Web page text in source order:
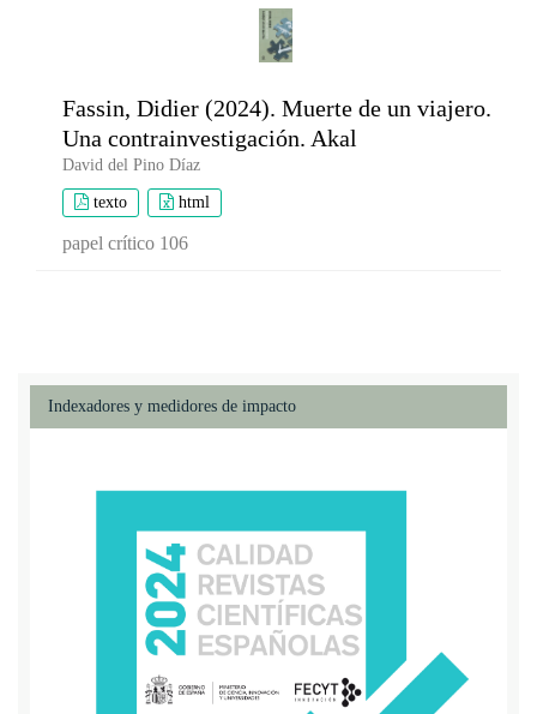
Fassin, Didier (2024). Muerte de un viajero.
Una contrainvestigación. Akal
David del Pino Díaz
texto html
papel crítico 106
Indexadores y medidores de impacto